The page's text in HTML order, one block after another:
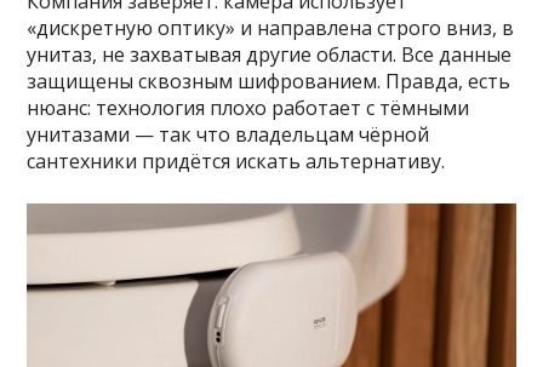
«дискретную оптику» и направлена строго вниз, в
унитаз, не захватывая другие области. Все данные
защищены сквозным шифрованием. Правда, есть
нюанс: технология плохо работает с тёмными
унитазами — так что владельцам чёрной
сантехники придётся искать альтернативу.